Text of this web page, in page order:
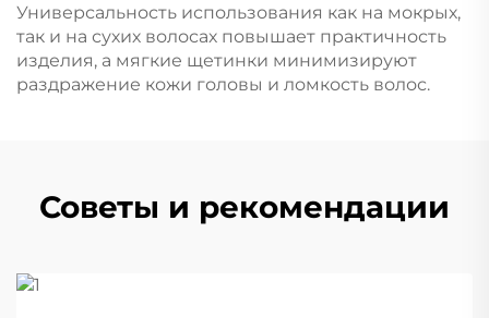
Универсальность использования как на мокрых,
так и на сухих волосах повышает практичность
изделия, а мягкие щетинки минимизируют
раздражение кожи головы и ломкость волос.
Советы и рекомендации